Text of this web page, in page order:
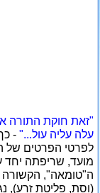
"זאת חוקת התורה
עלה עליה עול..." -
לפרטי הפרטים של
מועד, שריפתה
ה"טומאה", הקשורה
(וסת, פליטת זרע),